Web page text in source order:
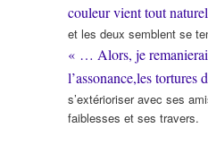
couleur vient tout
et les deux semblent se
« … Alors, je remanierai
l’assonance,les
s’extérioriser avec ses
faiblesses et ses travers.